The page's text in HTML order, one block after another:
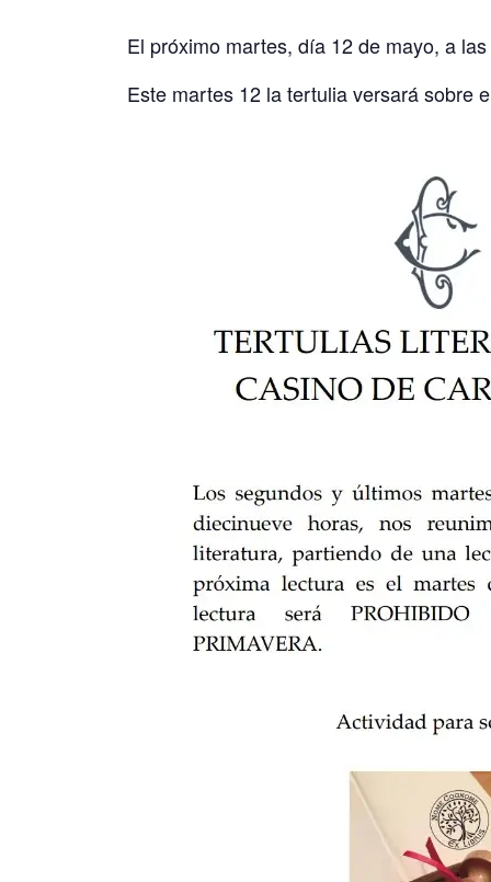
El próximo martes, día 12 de mayo, a las
Este martes 12 la tertulia versará sobre